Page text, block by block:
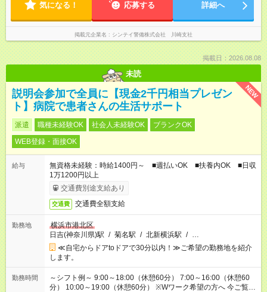
気になる！ 応募する 詳細へ
掲載元企業名 シンテイ警備株式会社 川崎支社
掲載日：2026.08.08
未読
NEW
説明会参加で全員に【現金2千円相当プレゼン
ト】病院で患者さんの生活サポート
派遣 職種未経験OK 社会人未経験OK
ブランクOK
WEB登録・面接OK
給与
無資格未経験：時給1400円～ ■週払いOK ■扶養内OK ■日収
1万1200円以上
交通費別途支給あり
交通費 交通費全額支給
勤務地
横浜市港北区
日吉(神奈川県)駅 / 菊名駅 / 北新横浜駅 / …
≪自宅からドアtoドアで30分以内！≫ご希望の勤務地を紹介
します。
勤務時間
～シフト例～ 9:00～18:00（休憩60分） 7:00～16:00（休憩60
分） 10:00～19:00（休憩60分） ※Wワーク希望の方へ 今ご覧の